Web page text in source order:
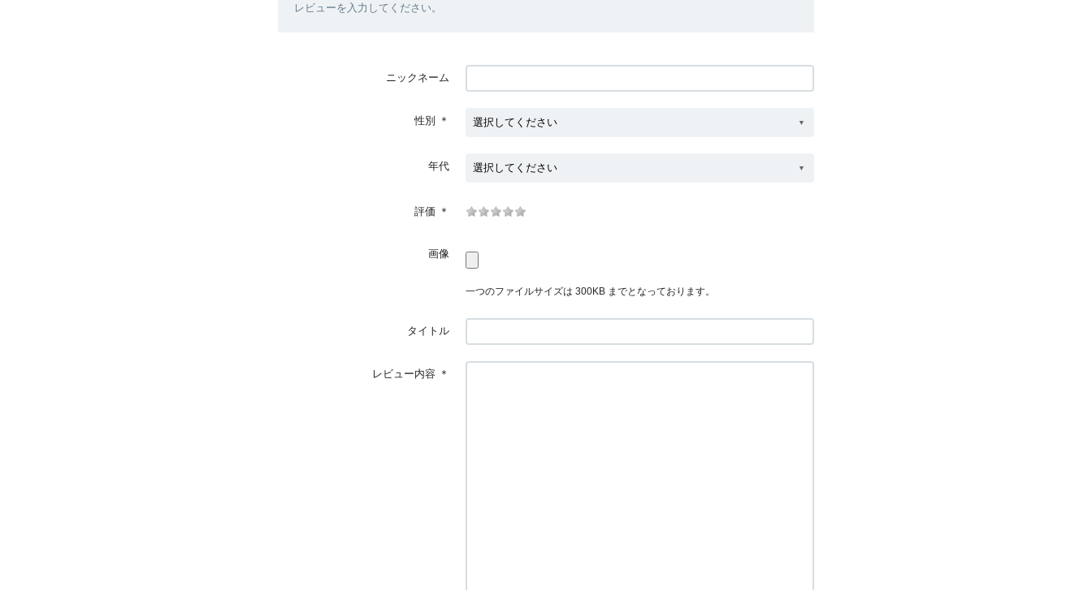
レビューを入力してください。
ニックネーム
性別 ＊
年代
評価 ＊
画像
一つのファイルサイズは 300KB までとなっております。
タイトル
レビュー内容 ＊